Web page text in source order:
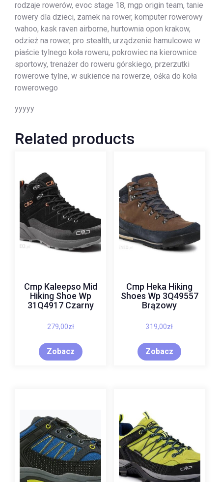
rodzaje rowerów, evoc stage 18, mgp origin team, tanie
rowery dla dzieci, zamek na rower, komputer rowerowy
wahoo, kask raven airborne, hurtownia opon krakow,
odzież na rower, pro stealth, urządzenie hamulcowe w
piaście tylnego koła roweru, pokrowiec na kierownice
sportowy, trenażer do roweru górskiego, przerzutki
rowerowe tylne, w sukience na rowerze, ośka do koła
rowerowego
yyyyy
Related products
Cmp Kaleepso Mid
Hiking Shoe Wp
31Q4917 Czarny
279,00zł
Zobacz
Cmp Heka Hiking
Shoes Wp 3Q49557
Brązowy
319,00zł
Zobacz